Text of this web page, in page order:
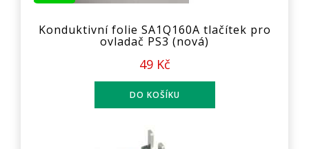
Konduktivní folie SA1Q160A tlačítek pro
ovladač PS3 (nová)
49 Kč